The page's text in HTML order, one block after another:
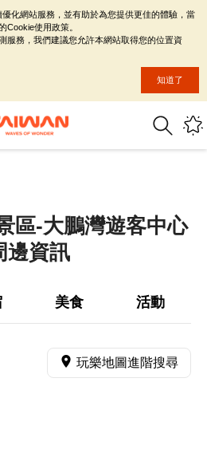
區-大鵬灣遊客中心
邊資訊
美食 活動
玩樂地圖進階搜尋
化網站服務，並有助於為您提供更佳的體驗，當
Cookie使用政策。
服務，我們建議您允許本網站取得您的位置資
知道了